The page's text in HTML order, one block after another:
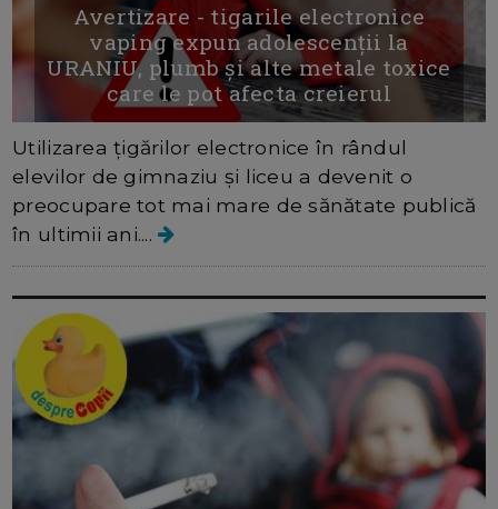
Avertizare - tigarile electronice
vaping expun adolescenții la
URANIU, plumb și alte metale toxice
care le pot afecta creierul
Utilizarea țigărilor electronice în rândul
elevilor de gimnaziu și liceu a devenit o
preocupare tot mai mare de sănătate publică
în ultimii ani....